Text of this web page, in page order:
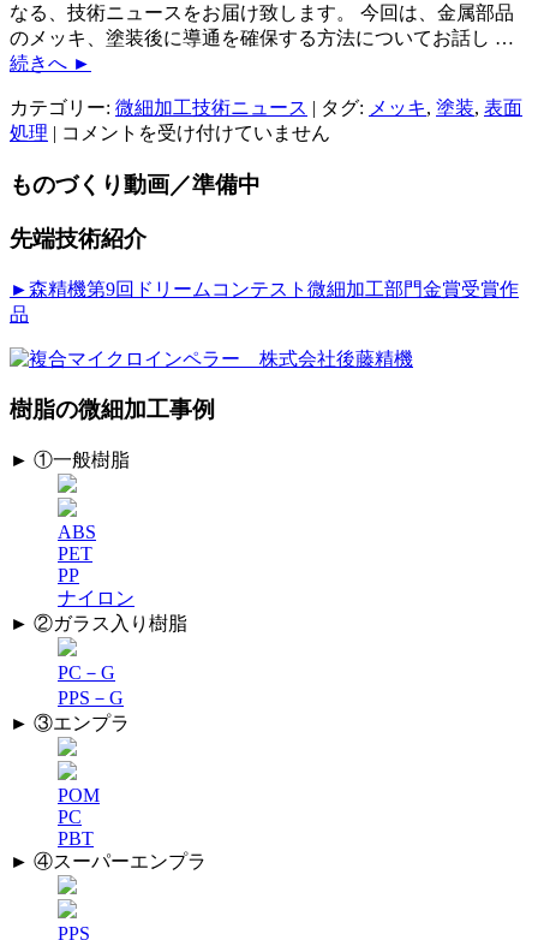
なる、技術ニュースをお届け致します。 今回は、金属部品
のメッキ、塗装後に導通を確保する方法についてお話し …
続きへ ►
カテゴリー: 微細加工技術ニュース タグ: メッキ, 塗装, 表面
処理
表
処
（メ
キ、
後
導
確
保
｜
精
密
微
細
加
工
技
術
ニ
ュ
ー
ス
Vol.54
は
コメントを受け付けていません
ものづくり動画／準備中
先端技術紹介
►森精機第9回ドリームコンテスト微細加工部門金賞受賞作
品
樹脂の微細加工事例
► ①一般樹脂
ABS
PET
PP
ナイロン
► ②ガラス入り樹脂
PC－G
PPS－G
► ③エンプラ
POM
PC
PBT
► ④スーパーエンプラ
PPS